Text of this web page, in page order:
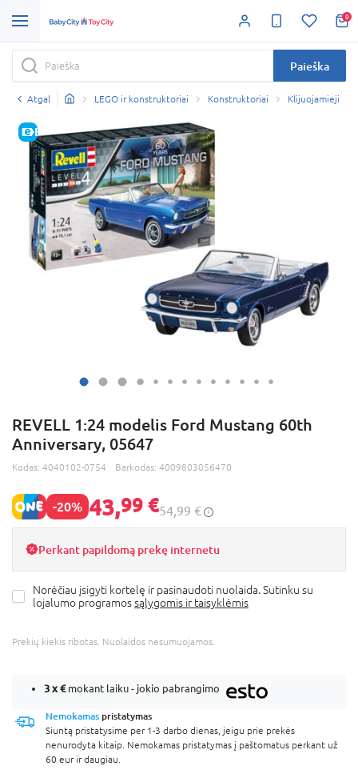
0
Paieška
Atgal LEGO ir konstruktoriai Konstruktoriai Klijuojamieji
E-KAINA
REVELL 1:24 modelis Ford Mustang 60th
Anniversary, 05647
Kodas: 4040102-0754 Barkodas: 4009803056470
-20% 43,99 €54,99 €
Perkant papildomą prekę internetu
Norėčiau įsigyti kortelę ir pasinaudoti nuolaida. Sutinku su
lojalumo programossąlygomis ir taisyklėmis
Prekių kiekis ribotas. Nuolaidos nesumuojamos.
3 x€mokant laiku - jokio pabrangimo
Nemokamas pristatymas
Siuntą pristatysime per 1-3 darbo dienas, jeigu prie prekės
nenurodyta kitaip. Nemokamas pristatymas į paštomatus perkant už
60 eur ir daugiau.